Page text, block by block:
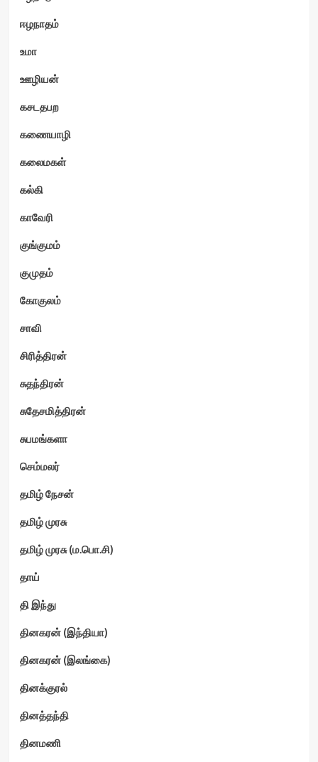
ஈழநாதம்
உமா
ஊழியன்
கசடதபற
கணையாழி
கலைமகள்
கல்கி
காவேரி
குங்குமம்
குமுதம்
கோகுலம்
சாவி
சிரித்திரன்
சுதந்திரன்
சுதேசமித்திரன்
சுபமங்களா
செம்மலர்
தமிழ் நேசன்
தமிழ் முரசு
தமிழ் முரசு (ம.பொ.சி)
தாய்
தி இந்து
தினகரன் (இந்தியா)
தினகரன் (இலங்கை)
தினக்குரல்
தினத்தந்தி
தினமணி